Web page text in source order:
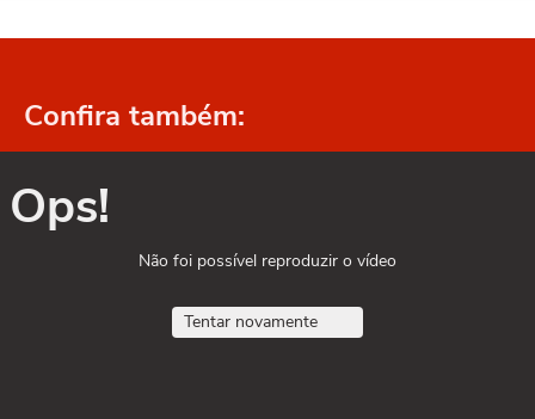
Confira também:
Ops!
Não foi possível reproduzir o vídeo
Tentar novamente